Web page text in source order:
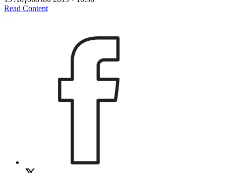
Read Content